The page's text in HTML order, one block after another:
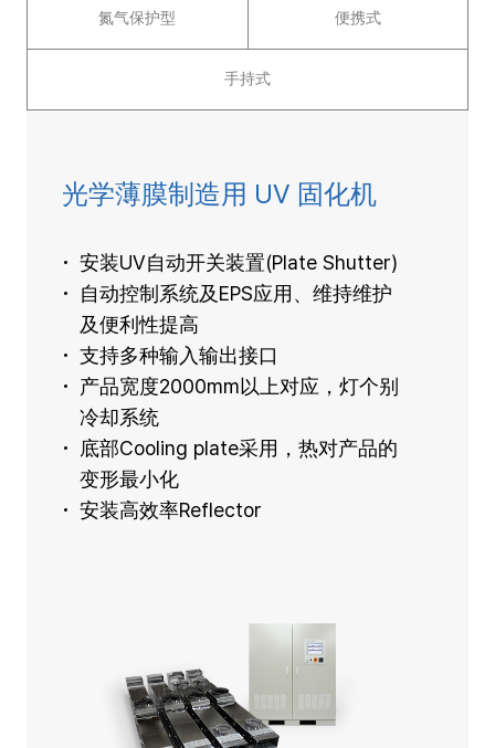
氮气保护型 便携式
手持式
光学薄膜制造用 UV 固化机
安装UV自动开关装置(Plate Shutter)
自动控制系统及EPS应用、维持维护
及便利性提高
支持多种输入输出接口
产品宽度2000mm以上对应，灯个别
冷却系统
底部Cooling plate采用，热对产品的
变形最小化
安装高效率Reflector